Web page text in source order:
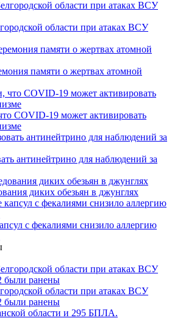
области при атаках ВСУ
памяти о жертвах атомной
COVID-19 может активировать
антинейтрино для наблюдений за
диких обезьян в джунглях
с фекалиями снизило аллергию
области при атаках ВСУ
были ранены